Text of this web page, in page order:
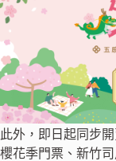
此外，即日起同步
櫻花季門票、新竹